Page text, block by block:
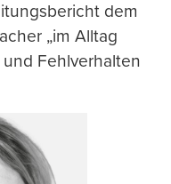
dem
„im Alltag
Fehlverhalten